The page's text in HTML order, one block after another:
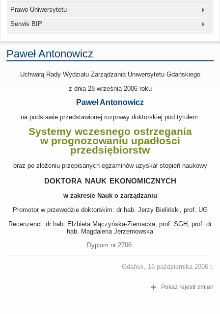
Prawo Uniwersytetu
Serwis BIP
Paweł Antonowicz
Uchwałą Rady Wydziału Zarządzania Uniwersytetu Gdańskiego
z dnia 28 września 2006roku
Paweł Antonowicz
na podstawie przedstawionej rozprawy doktorskiej pod tytułem:
Systemy wczesnego ostrzegania
w prognozowaniu upadłości
przedsiębiorstw
oraz po złożeniu przepisanych egzaminów uzyskał stopień naukowy
doktora nauk ekonomicznych
w zakresie Nauk o zarządzaniu
Promotor w przewodzie doktorskim: dr hab. Jerzy Bieliński, prof. UG
Recenzenci: dr hab. Elżbieta Mączyńska-Ziemacka, prof. SGH, prof. dr
hab. Magdalena Jerzemowska
Dyplom nr 2706.
Gdańsk, 16 października 2006 r.
Pokaż rejestr zmian